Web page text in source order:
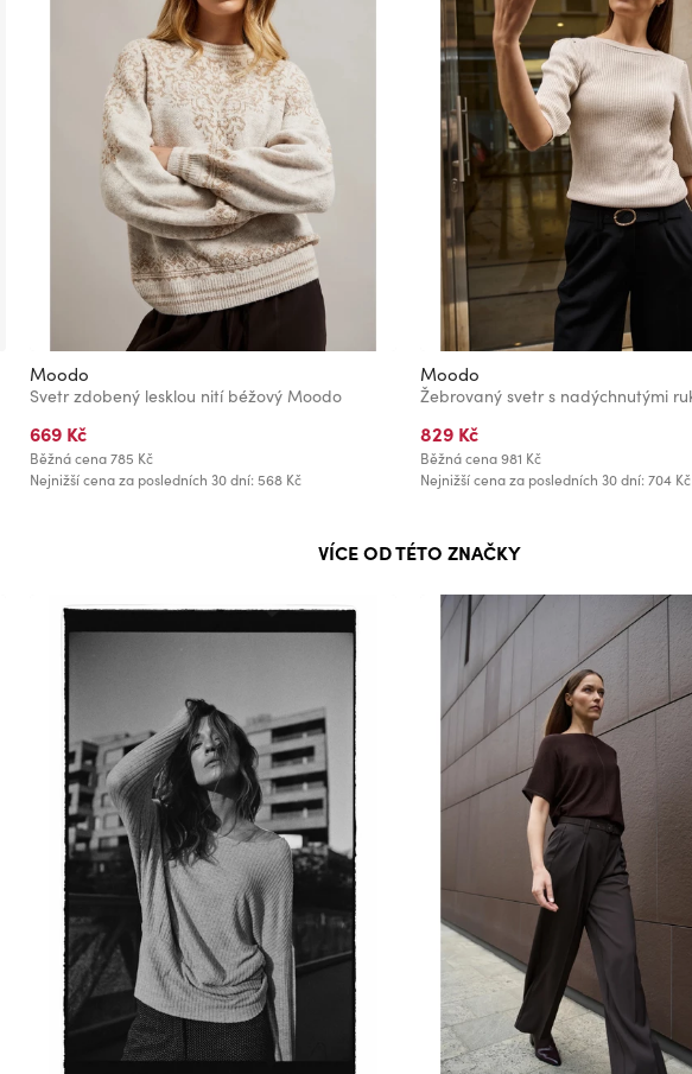
Moodo
Svetr zdobený lesklou nití béžový Moodo
669 Kč
Běžná cena785 Kč
Nejnižší cena za posledních 30 dní: 568 Kč
Moodo
829 Kč
Běžná cena981 Kč
Nejnižší cena za posledních 30 dní: 704 Kč
VÍCE OD TÉTO ZNAČKY